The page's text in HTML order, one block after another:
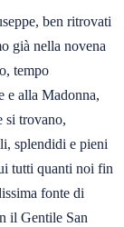
ben ritrovati
già nella novena
tempo
e alla Madonna,
si trovano,
splendidi e pieni
tutti quanti noi fin
fonte di
il Gentile San